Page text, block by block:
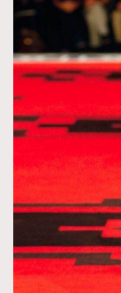
EmpowerF